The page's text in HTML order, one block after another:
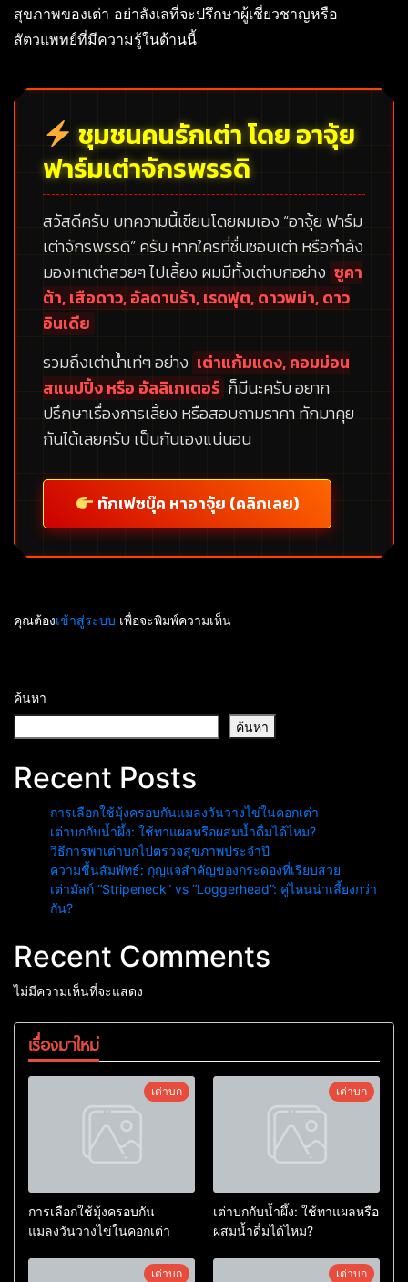
สุขภาพของเต่า อย่าลังเลที่จะปรึกษาผู้เชี่ยวชาญหรือ
สัตวแพทย์ที่มีความรู้ในด้านนี้
ชุมชนคนรักเต่า โดย อาจุ้ย
ฟาร์มเต่าจักรพรรดิ
สวัสดีครับ บทความนี้เขียนโดยผมเอง “อาจุ้ย ฟาร์ม
เต่าจักรพรรดิ”ครับ หากใครที่ชื่นชอบเต่า หรือกำลัง
มองหาเต่าสวยๆ ไปเลี้ยง ผมมีทั้งเต่าบกอย่าง ซูคา
ต้า, เสือดาว, อัลดาบร้า, เรดฟุต, ดาวพม่า, ดาว
อินเดีย
รวมถึงเต่าน้ำเท่ๆ อย่าง เต่าแก้มแดง, คอมม่อน
สแนปปิ้ง หรือ อัลลิเกเตอร์ ก็มีนะครับ อยาก
ปรึกษาเรื่องการเลี้ยง หรือสอบถามราคา ทักมาคุย
กันได้เลยครับ เป็นกันเองแน่นอน
ทักเฟซบุ๊ค หาอาจุ้ย (คลิกเลย)
คุณต้องเข้าสู่ระบบ เพื่อจะพิมพ์ความเห็น
ค้นหา
ค้นหา
Recent Posts
การเลือกใช้มุ้งครอบกันแมลงวันวางไข่ในคอกเต่า
เต่าบกกับน้ำผึ้ง: ใช้ทาแผลหรือผสมน้ำดื่มได้ไหม?
วิธีการพาเต่าบกไปตรวจสุขภาพประจำปี
ความชื้นสัมพัทธ์: กุญแจสำคัญของกระดองที่เรียบสวย
เต่ามัสก์ “Stripeneck” vs “Loggerhead”: คู่ไหนน่าเลี้ยงกว่า
กัน?
Recent Comments
ไม่มีความเห็นที่จะแสดง
เรื่องมาใหม่
เต่าบก
การเลือกใช้มุ้งครอบกัน
แมลงวันวางไข่ในคอกเต่า
เต่าบก
เต่าบกกับน้ำผึ้ง: ใช้ทาแผลหรือ
ผสมน้ำดื่มได้ไหม?
เต่าบก เต่าบก